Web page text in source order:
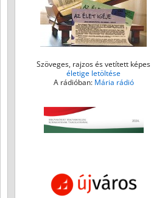
Szöveges, rajzos és vetített képes
életige letöltése
A rádióban: Mária rádió